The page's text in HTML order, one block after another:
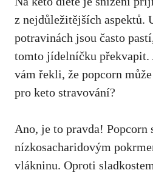
z nejdůležitějších aspektů.
potravinách jsou ⁣často
tomto jídelníčku překvapit.
vám řekli, že popcorn⁣
pro ⁢keto stravování?
Ano, je to pravda! Popcorn
nízkosacharidovým
vlákninu. Oproti